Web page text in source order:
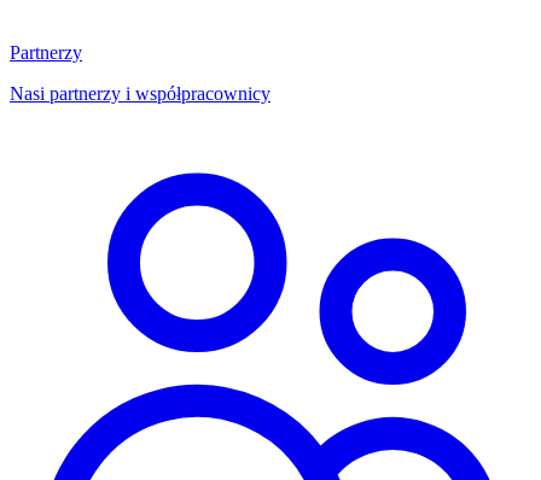
Partnerzy
Nasi partnerzy i współpracownicy